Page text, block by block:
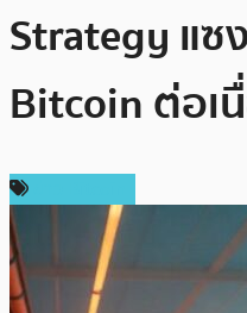
Strategy แ
Bitcoin ต่อเ